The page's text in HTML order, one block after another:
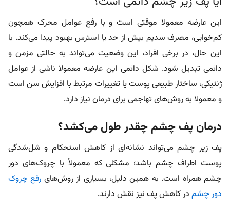
این عارضه معمولا موقتی است و با رفع عوامل محرک همچون
کم‌خوابی، مصرف سدیم بیش از حد یا استرس بهبود پیدا می‌کند. با
این حال، در برخی افراد، این وضعیت می‌تواند به حالتی مزمن و
دائمی تبدیل شود. شکل دائمی این عارضه معمولا ناشی از عوامل
ژنتیکی، ساختار طبیعی پوست یا تغییرات مرتبط با افزایش سن است
و معمولا به روش‌های تهاجمی برای درمان نیاز دارد.
درمان پف چشم چقدر طول می‌کشد؟
پف زیر چشم می‌تواند نشانه‌ای از کاهش استحکام و شل‌شدگی
پوست اطراف چشم باشد؛ مشکلی که معمولاً با چروک‌های دور
چشم همراه است. به همین دلیل، بسیاری از روش‌های رفع چروک
دور چشم در کاهش پف نیز نقش دارند.